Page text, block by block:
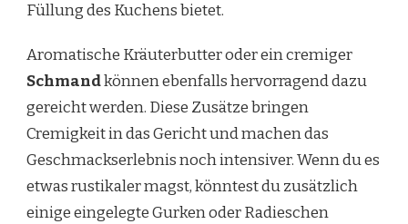
Füllung des Kuchens bietet.
Aromatische Kräuterbutter oder ein cremiger
Schmandkönnen ebenfalls hervorragend dazu
gereicht werden. Diese Zusätze bringen
Cremigkeit in das Gericht und machen das
Geschmackserlebnis noch intensiver. Wenn du es
etwas rustikaler magst, könntest du zusätzlich
einige eingelegte Gurken oder Radieschen